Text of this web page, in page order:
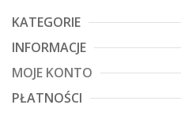
KATEGORIE
INFORMACJE
MOJE KONTO
PŁATNOŚCI